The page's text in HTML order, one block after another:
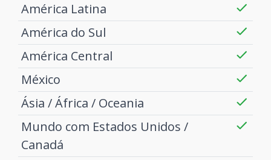
América Latina
América do Sul
América Central
México
Ásia / África / Oceania
Mundo com Estados Unidos /
Canadá